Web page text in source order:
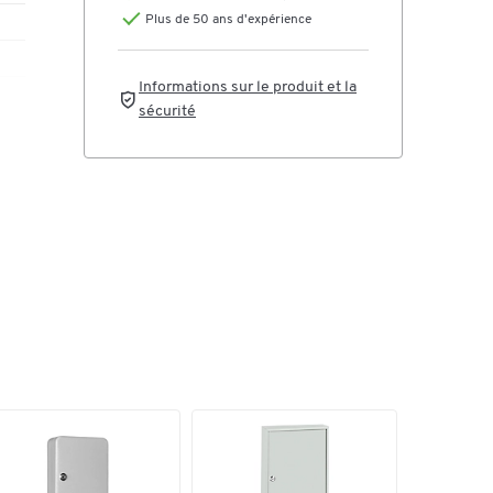
Plus de 50 ans d'expérience
Informations sur le produit et la
sécurité